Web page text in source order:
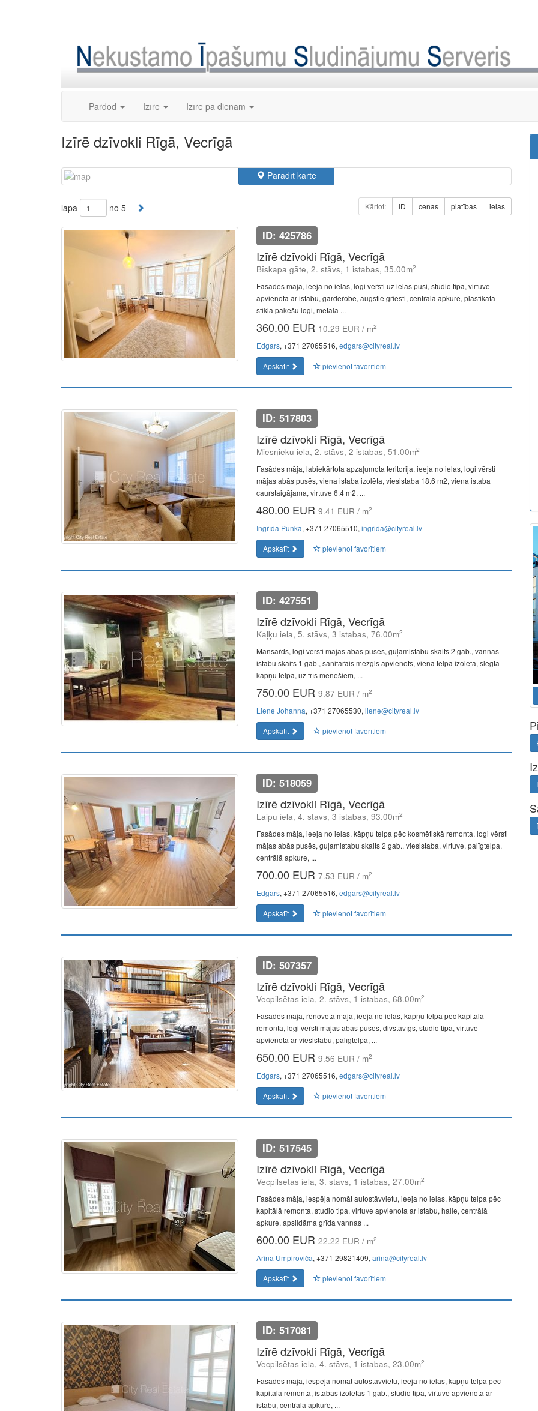
Pārdod Izīrē Izīrē pa dienām
Izīrē dzīvokli Rīgā, Vecrīgā
Parādīt kartē
lapa no 5 Kārtot: ID cenas platības ielas
ID: 425786
Izīrē dzīvokli Rīgā, Vecrīgā
Bīskapa gāte, 2. stāvs, 1 istabas, 35.00m2
Fasādes māja, ieeja no ielas, logi vērsti uz ielas pusi, studio tipa, virtuve
apvienota ar istabu, garderobe, augstie griesti, centrālā apkure, plastikāta
stikla pakešu logi, metāla ...
360.00 EUR 10.29 EUR / m2
Edgars, +371 27065516, edgars@cityreal.lv
Apskatīt
pievienot favorītiem
ID: 517803
Izīrē dzīvokli Rīgā, Vecrīgā
Miesnieku iela, 2. stāvs, 2 istabas, 51.00m2
Fasādes māja, labiekārtota apzaļumota teritorija, ieeja no ielas, logi vērsti
mājas abās pusēs, viena istaba izolēta, viesistaba 18.6 m2, viena istaba
caurstaigājama, virtuve 6.4 m2, ...
480.00 EUR 9.41 EUR / m2
Ingrīda Punka, +371 27065510, ingrida@cityreal.lv
Apskatīt
pievienot favorītiem
ID: 427551
Izīrē dzīvokli Rīgā, Vecrīgā
Kaļķu iela, 5. stāvs, 3 istabas, 76.00m2
Mansards, logi vērsti mājas abās pusēs, guļamistabu skaits 2 gab., vannas
istabu skaits 1 gab., sanitārais mezgls apvienots, viena telpa izolēta, slēgta
kāpņu telpa, uz trīs mēnešiem, ...
750.00 EUR 9.87 EUR / m2
Liene Johanna, +371 27065530, liene@cityreal.lv
Apskatīt
pievienot favorītiem
ID: 518059
Izīrē dzīvokli Rīgā, Vecrīgā
Laipu iela, 4. stāvs, 3 istabas, 93.00m2
Fasādes māja, ieeja no ielas, kāpņu telpa pēc kosmētiskā remonta, logi vērsti
mājas abās pusēs, guļamistabu skaits 2 gab., viesistaba, virtuve, palīgtelpa,
centrālā apkure, ...
700.00 EUR 7.53 EUR / m2
Edgars, +371 27065516, edgars@cityreal.lv
Apskatīt
pievienot favorītiem
ID: 507357
Izīrē dzīvokli Rīgā, Vecrīgā
Vecpilsētas iela, 2. stāvs, 1 istabas, 68.00m2
Fasādes māja, renovēta māja, ieeja no ielas, kāpņu telpa pēc kapitālā
remonta, logi vērsti mājas abās pusēs, divstāvīgs, studio tipa, virtuve
apvienota ar viesistabu, palīgtelpa, ...
650.00 EUR 9.56 EUR / m2
Edgars, +371 27065516, edgars@cityreal.lv
Apskatīt
pievienot favorītiem
ID: 517545
Izīrē dzīvokli Rīgā, Vecrīgā
Vecpilsētas iela, 3. stāvs, 1 istabas, 27.00m2
Fasādes māja, iespēja nomāt autostāvvietu, ieeja no ielas, kāpņu telpa pēc
kapitālā remonta, studio tipa, virtuve apvienota ar istabu, halle, centrālā
apkure, apsildāma grīda vannas ...
600.00 EUR 22.22 EUR / m2
Arina Umpiroviča, +371 29821409, arina@cityreal.lv
Apskatīt
pievienot favorītiem
ID: 517081
Izīrē dzīvokli Rīgā, Vecrīgā
Vecpilsētas iela, 4. stāvs, 1 istabas, 23.00m2
Fasādes māja, iespēja nomāt autostāvvietu, ieeja no ielas, kāpņu telpa pēc
kapitālā remonta, istabas izolētas 1 gab., studio tipa, virtuve apvienota ar
istabu, centrālā apkure, ...